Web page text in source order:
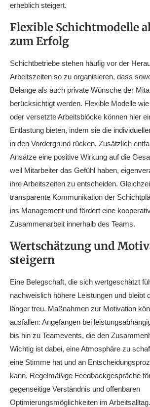
erheblich steigert.
Flexible Schichtmodelle
zum Erfolg
Schichtbetriebe stehen häufig vor der
Arbeitszeiten so zu organisieren, dass
Belange als auch private Wünsche der
berücksichtigt werden. Flexible Modelle
oder versetzte Arbeitsblöcke können hier
Entlastung bieten, indem sie die
in den Vordergrund rücken. Zusätzlich
Ansätze eine positive Wirkung auf die
weil Mitarbeiter das Gefühl haben,
ihre Arbeitszeiten zu entscheiden.
transparente Kommunikation der
ins Management und fördert eine
Zusammenarbeit innerhalb des Teams.
Wertschätzung und
steigern
Eine Belegschaft, die sich wertgeschätzt
nachweislich höhere Leistungen und bleibt
länger treu. Maßnahmen zur Motivation
ausfallen: Angefangen bei
bis hin zu Teamevents, die den
Wichtig ist dabei, eine Atmosphäre zu
eine Stimme hat und an
kann. Regelmäßige Feedbackgespräche
gegenseitige Verständnis und offenbaren
Optimierungsmöglichkeiten im